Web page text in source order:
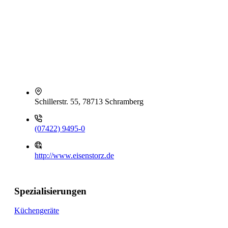
Schillerstr. 55, 78713 Schramberg
(07422) 9495-0
http://www.eisenstorz.de
Spezialisierungen
Küchengeräte